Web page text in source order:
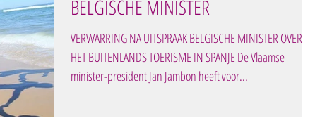
BELGISCHE MINISTER
VERWARRING NA UITSPRAAK BELGISCHE MINISTER OVER
HET BUITENLANDS TOERISME IN SPANJE De Vlaamse
minister-president Jan Jambon heeft voor...